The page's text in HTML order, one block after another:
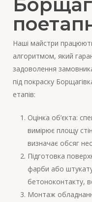
Наші майстри
алгоритмом, який
задоволення
під покраску
етапів:
Оцінка об’єкта:
вимірює площу
визначає обсяг
Підготовка
фарби або
бетоноконтакту,
Монтаж